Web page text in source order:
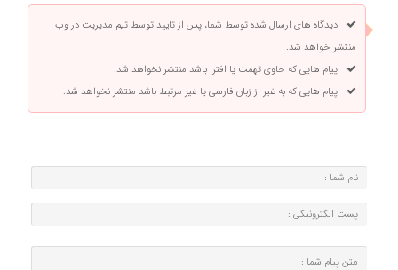
دیدگاه های ارسال شده توسط شما، پس از تایید توسط تیم مدیریت در وب
منتشر خواهد شد.
پیام هایی که حاوی تهمت یا افترا باشد منتشر نخواهد شد.
پیام هایی که به غیر از زبان فارسی یا غیر مرتبط باشد منتشر نخواهد شد.